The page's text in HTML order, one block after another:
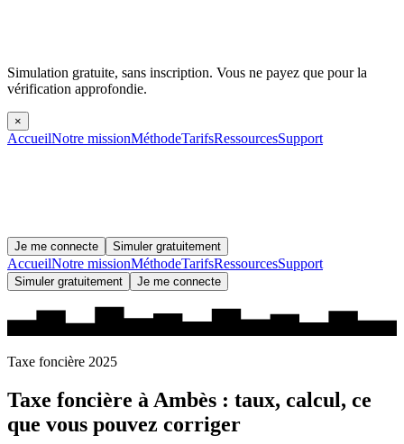
Simulation gratuite, sans inscription. Vous ne payez que pour la
vérification approfondie.
×
AccueilNotre missionMéthodeTarifsRessourcesSupport
Je me connecte Simuler gratuitement
AccueilNotre missionMéthodeTarifsRessourcesSupport
Simuler gratuitement Je me connecte
Taxe foncière 2025
Taxe foncière àAmbès : taux, calcul, ce
que vous pouvez corriger